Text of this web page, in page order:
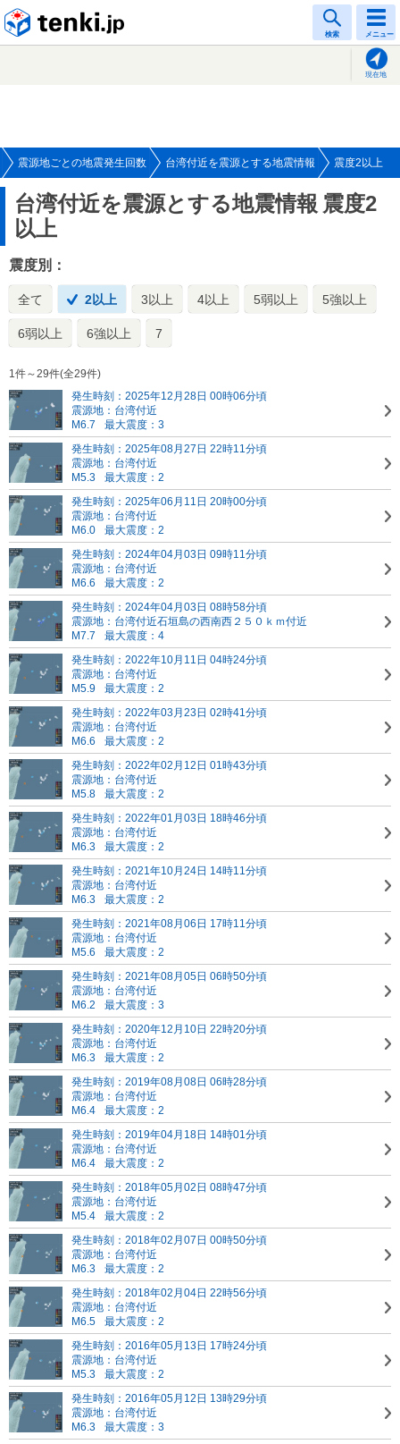
検索 メニュー
現在地
震源地ごとの地震発生回数 台湾付近を震源とする地震情報 震度2以上
台湾付近を震源とする地震情報 震度2
以上
震度別：
全て 2以上 3以上 4以上 5弱以上 5強以上
6弱以上 6強以上 7
1件～29件(全29件)
発生時刻：2025年12月28日 00時06分頃
震源地：台湾付近
M6.7
最大震度：3
発生時刻：2025年08月27日 22時11分頃
震源地：台湾付近
M5.3
最大震度：2
発生時刻：2025年06月11日 20時00分頃
震源地：台湾付近
M6.0
最大震度：2
発生時刻：2024年04月03日 09時11分頃
震源地：台湾付近
M6.6
最大震度：2
発生時刻：2024年04月03日 08時58分頃
震源地：台湾付近石垣島の西南西２５０ｋｍ付近
M7.7
最大震度：4
発生時刻：2022年10月11日 04時24分頃
震源地：台湾付近
M5.9
最大震度：2
発生時刻：2022年03月23日 02時41分頃
震源地：台湾付近
M6.6
最大震度：2
発生時刻：2022年02月12日 01時43分頃
震源地：台湾付近
M5.8
最大震度：2
発生時刻：2022年01月03日 18時46分頃
震源地：台湾付近
M6.3
最大震度：2
発生時刻：2021年10月24日 14時11分頃
震源地：台湾付近
M6.3
最大震度：2
発生時刻：2021年08月06日 17時11分頃
震源地：台湾付近
M5.6
最大震度：2
発生時刻：2021年08月05日 06時50分頃
震源地：台湾付近
M6.2
最大震度：3
発生時刻：2020年12月10日 22時20分頃
震源地：台湾付近
M6.3
最大震度：2
発生時刻：2019年08月08日 06時28分頃
震源地：台湾付近
M6.4
最大震度：2
発生時刻：2019年04月18日 14時01分頃
震源地：台湾付近
M6.4
最大震度：2
発生時刻：2018年05月02日 08時47分頃
震源地：台湾付近
M5.4
最大震度：2
発生時刻：2018年02月07日 00時50分頃
震源地：台湾付近
M6.3
最大震度：2
発生時刻：2018年02月04日 22時56分頃
震源地：台湾付近
M6.5
最大震度：2
発生時刻：2016年05月13日 17時24分頃
震源地：台湾付近
M5.3
最大震度：2
発生時刻：2016年05月12日 13時29分頃
震源地：台湾付近
M6.3
最大震度：3